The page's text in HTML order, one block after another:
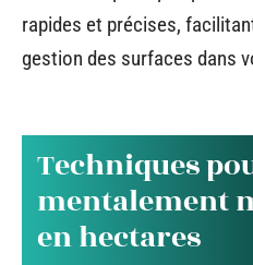
rapides et précises,
gestion des surfaces dans
Techniques
mentalement
en hectares